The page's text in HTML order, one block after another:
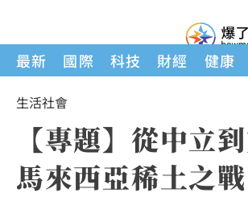
最新 國際 科技 財經 健康
生活社會
【專題】從中立
馬來西亞稀土之戰